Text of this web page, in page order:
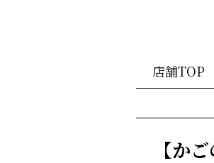
店舗TOP
【か